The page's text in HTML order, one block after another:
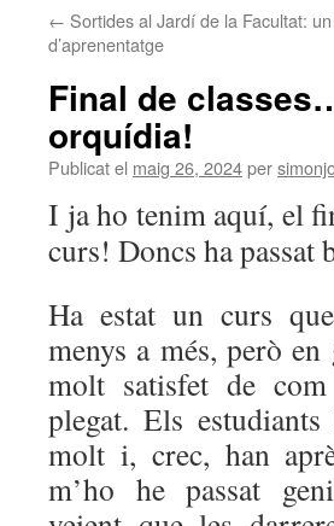
← Sortides al Jardí de la Facultat:
d’aprenentatge
Final de
orquídia!
Publicat el maig 26, 2024per
I ja ho tenim aquí, el
curs! Doncs ha passat
Ha estat un curs
menys a més, però en
molt satisfet de
plegat. Els
molt i, crec, han
m’ho he passat